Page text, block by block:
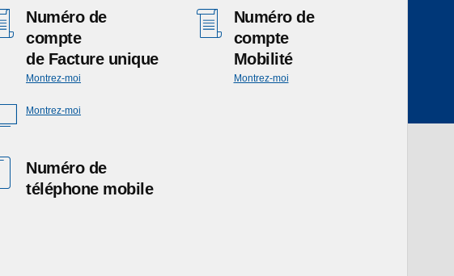
Numéro de
compte
de Facture unique
Montrez-moi
Numéro de
compte
Mobilité
Montrez-moi
Montrez-moi
Numéro de
téléphone mobile